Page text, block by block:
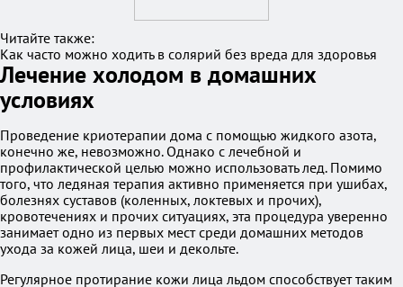
Читайте также:
Как часто можно ходить в солярий без вреда для здоровья
Лечение холодом в домашних
условиях
Проведение криотерапии дома с помощью жидкого азота,
конечно же, невозможно. Однако с лечебной и
профилактической целью можно использовать лед. Помимо
того, что ледяная терапия активно применяется при ушибах,
болезнях суставов (коленных, локтевых и прочих),
кровотечениях и прочих ситуациях, эта процедура уверенно
занимает одно из первых мест среди домашних методов
ухода за кожей лица, шеи и декольте.
Регулярное протирание кожи лица льдом способствует таким